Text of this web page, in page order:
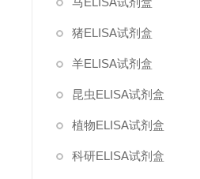
猪ELISA试剂盒
羊ELISA试剂盒
昆虫ELISA试剂盒
植物ELISA试剂盒
科研ELISA试剂盒